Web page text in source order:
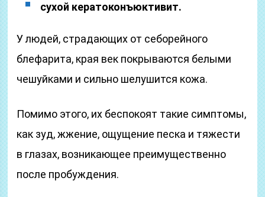
сухой кератоконъюктивит.
У людей, страдающих от себорейного
блефарита, края век покрываются белыми
чешуйками и сильно шелушится кожа.
Помимо этого, их беспокоят такие симптомы,
как зуд, жжение, ощущение песка и тяжести
в глазах, возникающее преимущественно
после пробуждения.